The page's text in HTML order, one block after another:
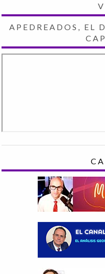
APEDREADOS, EL